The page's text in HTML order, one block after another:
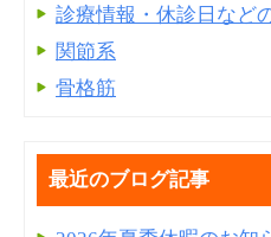
診療情報・休診日など
関節系
骨格筋
最近のブログ記事